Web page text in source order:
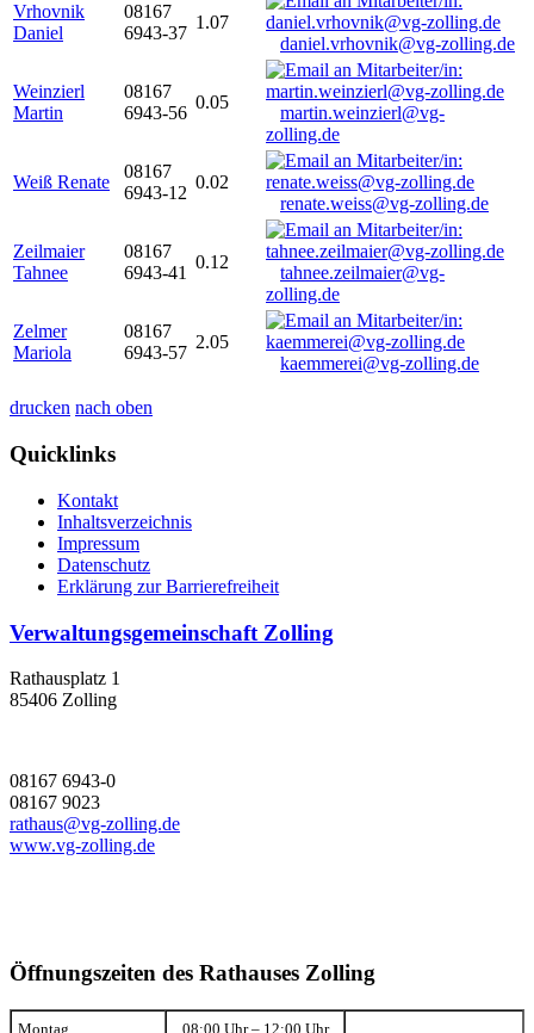
Vrhovnik
Daniel
08167
6943-37
1.07
daniel.vrhovnik@vg-zolling.de
Weinzierl
Martin
08167
6943-56
0.05
martin.weinzierl@vg-
zolling.de
Weiß Renate
08167
6943-12
0.02
renate.weiss@vg-zolling.de
Zeilmaier
Tahnee
08167
6943-41
0.12
tahnee.zeilmaier@vg-
zolling.de
Zelmer
Mariola
08167
6943-57
2.05
kaemmerei@vg-zolling.de
drucken nach oben
Quicklinks
Kontakt
Inhaltsverzeichnis
Impressum
Datenschutz
Erklärung zur Barrierefreiheit
Verwaltungsgemeinschaft Zolling
Rathausplatz 1
85406 Zolling
08167 6943-0
08167 9023
rathaus@vg-zolling.de
www.vg-zolling.de
Öffnungszeiten des Rathauses Zolling
Montag 08:00 Uhr – 12:00 Uhr